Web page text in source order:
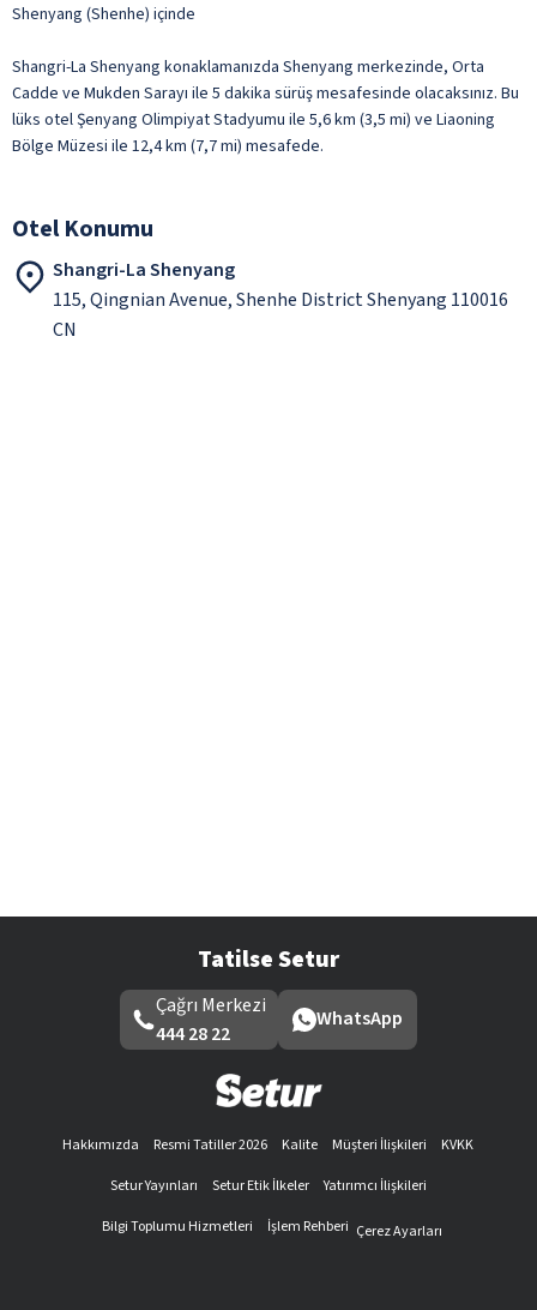
Shenyang (Shenhe) içinde
Shangri-La Shenyang konaklamanızda Shenyang merkezinde, Orta
Cadde ve Mukden Sarayı ile 5 dakika sürüş mesafesinde olacaksınız. Bu
lüks otel Şenyang Olimpiyat Stadyumu ile 5,6 km (3,5 mi) ve Liaoning
Bölge Müzesi ile 12,4 km (7,7 mi) mesafede.
Otel Konumu
Shangri-La Shenyang
115, Qingnian Avenue, Shenhe District Shenyang 110016
CN
Tatilse Setur
Çağrı Merkezi
444 28 22
WhatsApp
Hakkımızda Resmi Tatiller 2026 Kalite Müşteri İlişkileri
KVKK
Setur Yayınları
Setur Etik İlkeler
Yatırımcı İlişkileri
Bilgi Toplumu Hizmetleri
İşlem Rehberi Çerez Ayarları